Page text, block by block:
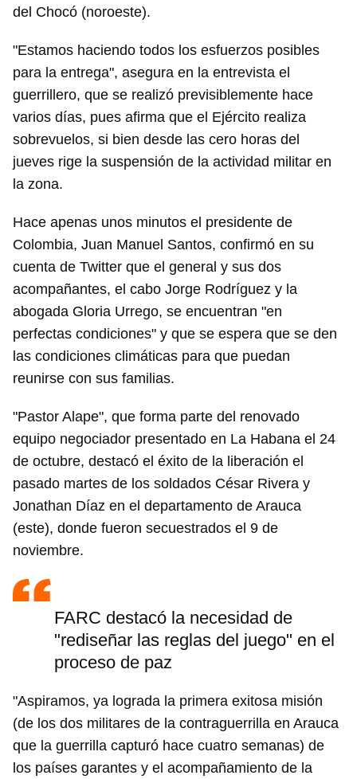
del Chocó (noroeste).
"Estamos haciendo todos los esfuerzos posibles
para la entrega", asegura en la entrevista el
guerrillero, que se realizó previsiblemente hace
varios días, pues afirma que el Ejército realiza
sobrevuelos, si bien desde las cero horas del
jueves rige la suspensión de la actividad militar en
la zona.
Hace apenas unos minutos el presidente de
Colombia, Juan Manuel Santos, confirmó en su
cuenta de Twitter que el general y sus dos
acompañantes, el cabo Jorge Rodríguez y la
abogada Gloria Urrego, se encuentran "en
perfectas condiciones" y que se espera que se den
las condiciones climáticas para que puedan
reunirse con sus familias.
"Pastor Alape", que forma parte del renovado
equipo negociador presentado en La Habana el 24
de octubre, destacó el éxito de la liberación el
pasado martes de los soldados César Rivera y
Jonathan Díaz en el departamento de Arauca
(este), donde fueron secuestrados el 9 de
noviembre.
FARC destacó la necesidad de
"rediseñar las reglas del juego" en el
proceso de paz
"Aspiramos, ya lograda la primera exitosa misión
(de los dos militares de la contraguerrilla en Arauca
que la guerrilla capturó hace cuatro semanas) de
los países garantes y el acompañamiento de la